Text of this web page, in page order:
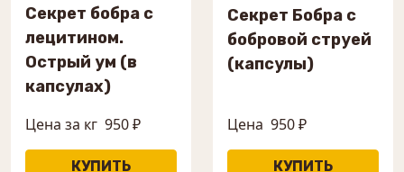
Секрет бобра с
лецитином.
Острый ум (в
капсулах)
Цена за кг 950 ₽
Секрет Бобра с
бобровой струей
(капсулы)
Цена 950 ₽